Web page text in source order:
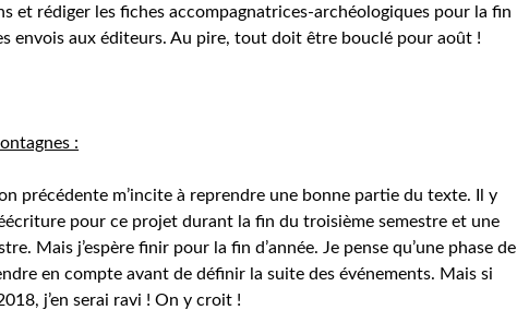
et rédiger les fiches accompagnatrices-archéologiques pour la fin
envois aux éditeurs. Au pire, tout doit être bouclé pour août !
:
précédente m’incite à reprendre une bonne partie du texte. Il y
pour ce projet durant la fin du troisième semestre et une
Mais j’espère finir pour la fin d’année. Je pense qu’une phase de
en compte avant de définir la suite des événements. Mais si
j’en serai ravi ! On y croit !